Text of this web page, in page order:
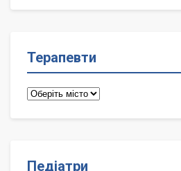
Терапевти
Терапевти
Педіатри